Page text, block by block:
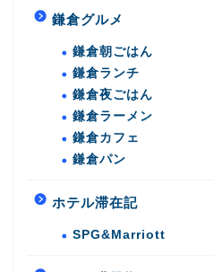
鎌倉グルメ
鎌倉朝ごはん
鎌倉ランチ
鎌倉夜ごはん
鎌倉ラーメン
鎌倉カフェ
鎌倉パン
ホテル滞在記
SPG&Marriott